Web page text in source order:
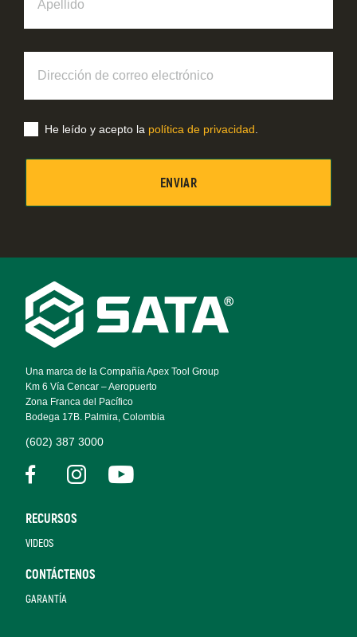
Footer
Navigation
Una marca de la Compañía Apex Tool Group
Km 6 Vía Cencar – Aeropuerto
Zona Franca del Pacífico
Bodega 17B. Palmira, Colombia
(602) 387 3000
RECURSOS
VIDEOS
CONTÁCTENOS
GARANTÍA
correo
electrónico
He leído y acepto la política de privacidad